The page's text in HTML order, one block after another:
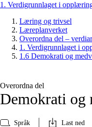
1. Verdigrunnlaget i
Læring og trivsel
Læreplanverket
Overordna del –
1. Verdigrunnlaget i
1.6 Demokrati og
Overordna del
Demokrati og
Språk Last ned